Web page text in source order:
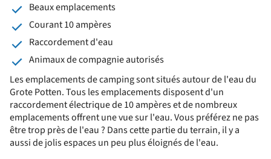
Beaux emplacements
Courant 10 ampères
Raccordement d'eau
Animaux de compagnie autorisés
Les emplacements de camping sont situés autour de l'eau du
Grote Potten. Tous les emplacements disposent d'un
raccordement électrique de 10 ampères et de nombreux
emplacements offrent une vue sur l'eau. Vous préférez ne pas
être trop près de l'eau ? Dans cette partie du terrain, il y a
aussi de jolis espaces un peu plus éloignés de l'eau.